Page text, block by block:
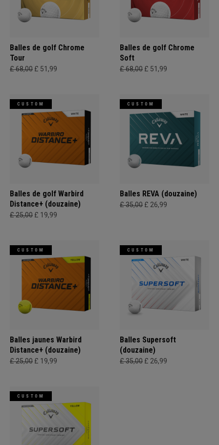
Balles de golf Chrome
Tour
£ 68,00 £ 51,99
Balles de golf Chrome
Soft
£ 68,00 £ 51,99
CUSTOM
Balles de golf Warbird
Distance+ (douzaine)
£ 25,00 £ 19,99
CUSTOM
Balles REVA (douzaine)
£ 35,00 £ 26,99
CUSTOM
Balles jaunes Warbird
Distance+ (douzaine)
£ 25,00 £ 19,99
CUSTOM
Balles Supersoft
(douzaine)
£ 35,00 £ 26,99
CUSTOM